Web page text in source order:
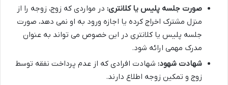
صورت جلسه پلیس یا کلانتری: در مواردی که زوج، زوجه را از
منزل مشترک اخراج کرده یا اجازه ورود به او نمی دهد، صورت
جلسه پلیس یا کلانتری در این خصوص می تواند به عنوان
مدرک مهمی ارائه شود.
شهادت شهود: شهادت افرادی که از عدم پرداخت نفقه توسط
زوج و تمکین زوجه اطلاع دارند.